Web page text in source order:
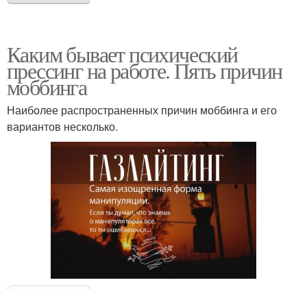
Каким бывает психический
прессинг на работе. Пять причин
моббинга
Наиболее распространенных причин моббинга и его
вариантов несколько.